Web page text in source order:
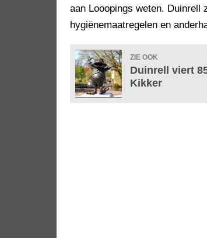
aan Looopings weten. Duinrell
hygiënemaatregelen en
ZIE OOK
Duinrell viert
Kikker